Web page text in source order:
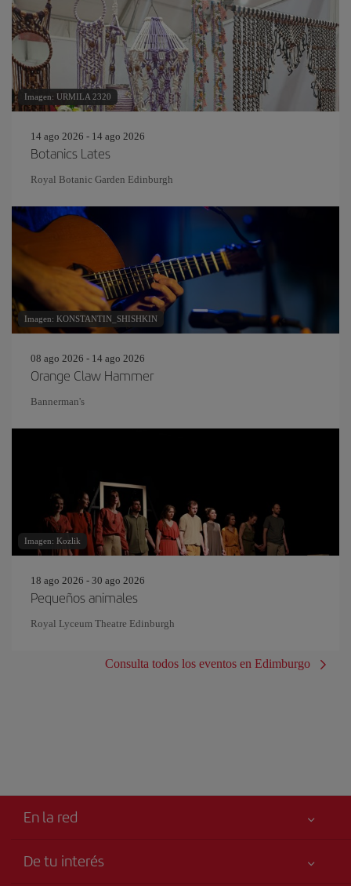
Imagen: URMILA 2320
14 ago 2026 - 14 ago 2026
Botanics Lates
Royal Botanic Garden Edinburgh
Imagen: KONSTANTIN_SHISHKIN
08 ago 2026 - 14 ago 2026
Orange Claw Hammer
Bannerman's
Imagen: Kozlik
18 ago 2026 - 30 ago 2026
Pequeños animales
Royal Lyceum Theatre Edinburgh
Consulta todos los eventos en Edimburgo
En la red
De tu interés